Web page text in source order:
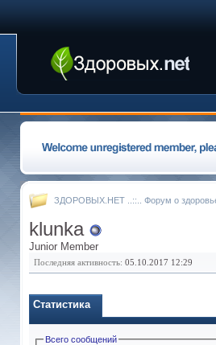
ЗДОРОВЫХ.НЕТ ..::.. Форум о
klunka
Junior Member
Последняя активность: 05.10.2017 12:29
Статистика
Всего сообщений